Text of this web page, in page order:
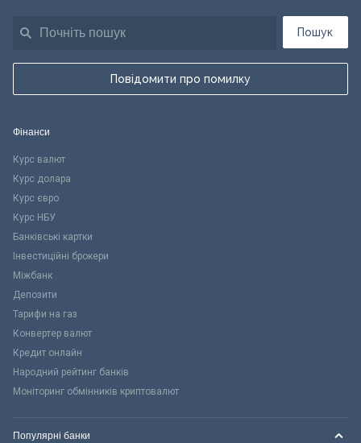
Пошук
Повідомити про помилку
Фінанси
Курс валют
Курс долара
Курс євро
Курс НБУ
Банківські картки
Інвестиційні брокери
Міжбанк
Депозити
Тарифи на газ
Конвертер валют
Кредит онлайн
Народний рейтинг банків
Моніторинг обмінників криптовалют
Популярні банки